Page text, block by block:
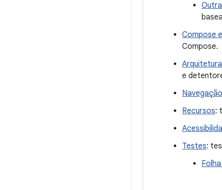
Compose
Compose.
e
Navegação
Recursos:
Testes: